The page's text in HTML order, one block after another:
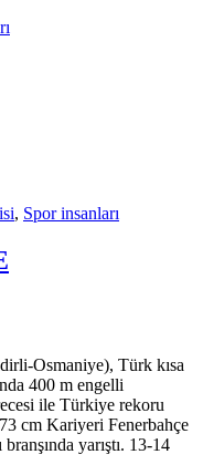
, Spor insanları
Osmaniye), Türk kısa
400 m engelli
ile Türkiye rekoru
cm Kariyeri Fenerbahçe
yarıştı. 13-14